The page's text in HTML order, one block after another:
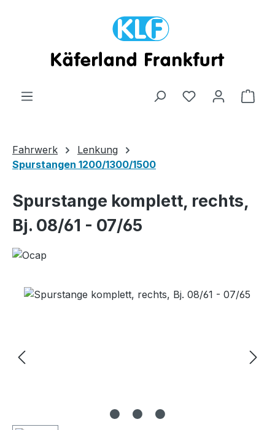
Zum Hauptinhalt springen
Fahrwerk
Lenkung
Spurstangen 1200/1300/1500
Spurstange komplett, rechts,
Bj. 08/61 - 07/65
Bildergalerie überspringen